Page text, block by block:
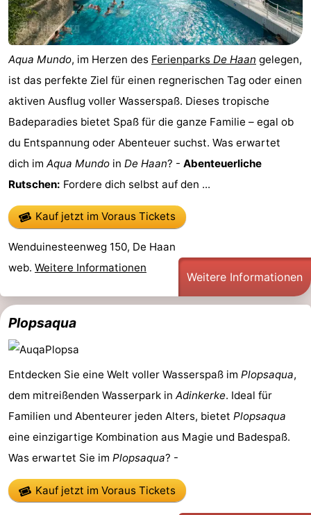
Sehen
&
-
Denkmäler
-
Aussichtspunkte
Attraktionen
Rundfahrten
-
Spielplätze
Bowling
-
Minigolfplätze
Wellness-
&
Natur
-
Aqua Mundo, im Herzen des Ferienparks De Haan gelegen,
ist das perfekte Ziel für einen regnerischen Tag oder einen
aktiven Ausflug voller Wasserspaß. Dieses tropische
Badeparadies bietet Spaß für die ganze Familie – egal ob
du Entspannung oder Abenteuer suchst. Was erwartet
dich im Aqua Mundo in De Haan? - Abenteuerliche
Rutschen: Fordere dich selbst auf den ...
Kauf jetzt im Voraus Tickets
Wenduinesteenweg 150, De Haan
web. Weitere Informationen
Weitere Informationen
Plopsaqua
Entdecken Sie eine Welt voller Wasserspaß im Plopsaqua,
dem mitreißenden Wasserpark in Adinkerke. Ideal für
Familien und Abenteurer jeden Alters, bietet Plopsaqua
eine einzigartige Kombination aus Magie und Badespaß.
Was erwartet Sie im Plopsaqua? -
Kauf jetzt im Voraus Tickets